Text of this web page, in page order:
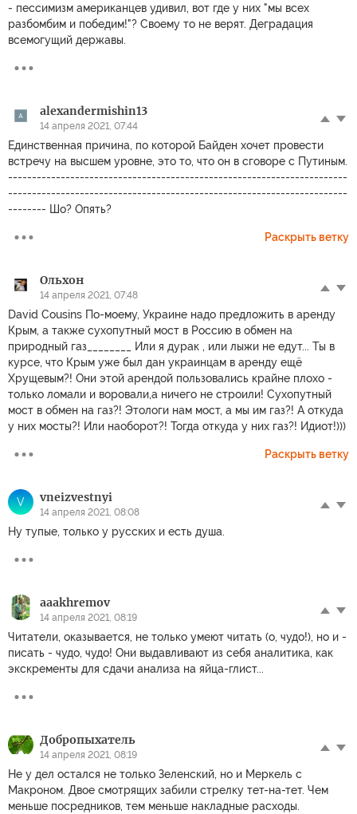
- пессимизм американцев удивил, вот где у них "мы всех
разбомбим и победим!"? Своему то не верят. Деградация
всемогущий державы.
alexandermishin13
14 апреля 2021, 07:44
Единственная причина, по которой Байден хочет провести
встречу на высшем уровне, это то, что он в сговоре с Путиным.
-----------------------------------------------------------------------
-----------------------------------------------------------------------
-------- Шо? Опять?
Раскрыть ветку
Ольхон
14 апреля 2021, 07:48
David Cousins По-моему, Украине надо предложить в аренду
Крым, а также сухопутный мост в Россию в обмен на
природный газ________ Или я дурак , или лыжи не едут... Ты в
курсе, что Крым уже был дан украинцам в аренду ещё
Хрущевым?! Они этой арендой пользовались крайне плохо -
только ломали и воровали,а ничего не строили! Сухопутный
мост в обмен на газ?! Этологи нам мост, а мы им газ?! А откуда
у них мосты?! Или наоборот?! Тогда откуда у них газ?! Идиот!)))
Раскрыть ветку
V vneizvestnyi
14 апреля 2021, 08:08
Ну тупые, только у русских и есть душа.
aaakhremov
14 апреля 2021, 08:19
Читатели, оказывается, не только умеют читать (о, чудо!), но и -
писать - чудо, чудо! Они выдавливают из себя аналитика, как
экскременты для сдачи анализа на яйца-глист...
Добропыхатель
14 апреля 2021, 08:19
Не у дел остался не только Зеленский, но и Меркель с
Макроном. Двое смотрящих забили стрелку тет-на-тет. Чем
меньше посредников, тем меньше накладные расходы.